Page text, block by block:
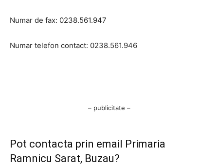
Numar de fax: 0238.561.947
Numar telefon contact: 0238.561.946
– publicitate –
Pot contacta prin email Primaria
Ramnicu Sarat, Buzau?